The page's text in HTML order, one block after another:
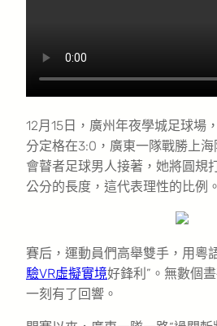
12月15日，廣州年夜學城足球場
分定格在3:0，廣東一隊戰勝上
會瞽者足球男人接著，她將圓規
公分的長度，這代表理性的比例
賽后，運動員們高舉雙手，用粵
驗VR虛擬實境好鋒利”。無數個
一刻有了回響。